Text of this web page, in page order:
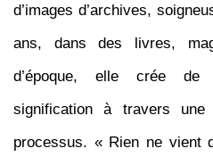
d’images d’archives,
ans, dans des livres,
d’époque, elle crée de
signification à travers
processus. « Rien ne vient